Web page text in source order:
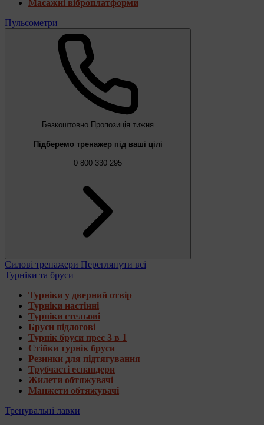
Масажні віброплатформи
Пульсометри
Безкоштовно Пропозиція тижня
Підберемо тренажер під ваші цілі
0 800 330 295
Силові тренажери Переглянути всі
Турніки та бруси
Турніки у дверний отвір
Турніки настінні
Турніки стельові
Бруси підлогові
Турнік бруси прес 3 в 1
Стійки турнік бруси
Резинки для підтягування
Трубчасті еспандери
Жилети обтяжувачі
Манжети обтяжувачі
Тренувальні лавки